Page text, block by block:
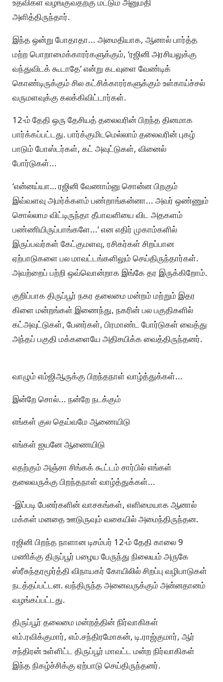
அளித்திருந்தார்.
இந்த ஒன்று போதாதா... அமைதியாக, ஆனால் பார்த்த
மற்ற பொறாமைக்காரர்களுக்கும், ‘ரஜினி அரசியலுக்கு
வந்துவிடக் கூடாதே’ என்று கடவுளை வேண்டிக்
கொண்டிருக்கும் சில கட்சிக்காரர்களுக்கும் உள்காய்ச்சல்
வருமளவுக்கு கலக்கிவிட்டார்கள்.
12-ம் தேதி ஒரு தேசியத் தலைவரின் பிறந்த தினமாக
பார்க்கப்பட்டது. பார்க்குமிடமெல்லாம் தலைவரின் புகழ்
பாடும் போஸ்டர்கள், கட் அவுட்டுகள், வினைல்
போர்டுகள்...
‘என்னய்யா… ரஜினி வேணாம்னு சொன்ன பிறகும்
இவ்வளவு அமர்க்களம் பண்றாங்கன்னா... அவர் ஒண்ணும்
சொல்லாம விட்டிருந்தா தீபாவளியை விட அதகளம்
பண்ணியிருப்பாங்களே...’ என எதிர் முகாம்களில்
இருப்பவர்கள் கேட்குமளவு, ரசிகர்கள் சிறப்பான
ஏற்பாடுகளை பல மாவட்டங்களிலும் செய்திருந்தார்கள்.
அவற்றைப் பற்றி ஒவ்வொன்றாக இங்கே தர இருக்கிறோம்.
குறிப்பாக திருப்பூர் நகர தலைமை மன்றம் மற்றும் இதர
கிளை மன்றங்கள் இணைந்து, நகரின் பல பகுதிகளில்
கட்அவுட்டுகள், பேனர்கள், பிரமாண்ட போர்டுகள் வைத்து
அந்தப் பகுதி மக்களையே அதிசயிக்க வைத்திருந்தனர்.
வாழும் எம்ஜிஆருக்கு பிறந்தநாள் வாழ்த்துக்கள்...
இன்றே சொல்... நன்றே நடக்கும்
எங்கள் குல தெய்வமே ஆணையிடு
எங்கள் ஐயனே ஆணையிடு
எதற்கும் அஞ்சா சிங்கக் கூட்டம் சார்பில் எங்கள்
தலைவருக்கு பிறந்தநாள் வாழ்த்துக்கள்...
-இப்படி பேனர்களின் வாசகங்கள், எளிமையாக ஆனால்
மக்கள் மனதை ஊடுருவும் வகையில் அமைந்திருந்தன.
ரஜினி பிறந்த நாளான டிசம்பர் 12-ம் தேதி காலை 9
மணிக்கு திருப்பூர் பழைய பேருந்து நிலையம் அருகே
ஸ்ரீசுந்தரமூர்த்தி விநாயகர் கோயிலில் சிறப்பு வழிபாடுகள்
நடத்தப்பட்டன. வந்திருந்த அனைவருக்கும் அன்னதானம்
வழங்கப்பட்டது.
திருப்பூர் தலைமை மன்றத்தின் நிர்வாகிகள்
எம்.ரவிக்குமார், எம்.சந்திரமோகன், டி.ராஜ்குமார், ஆர்
சந்திரன் உள்ளிட்ட திருப்பூர் மாவட்ட மன்ற நிர்வாகிகள்
இந்த நிகழ்ச்சிக்கு ஏற்பாடு செய்திருந்தனர்.